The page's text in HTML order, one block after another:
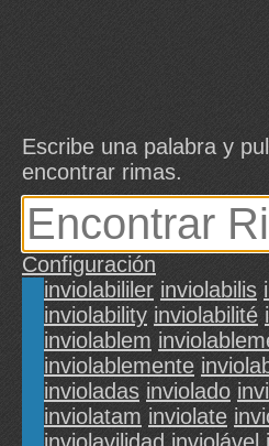
Escribe una palabra y
encontrar rimas.
Configuración
inviolabililer inviolabilis
inviolability inviolabilité
inviolablem
inviolablemente
invioladas inviolado
inviolatam inviolate